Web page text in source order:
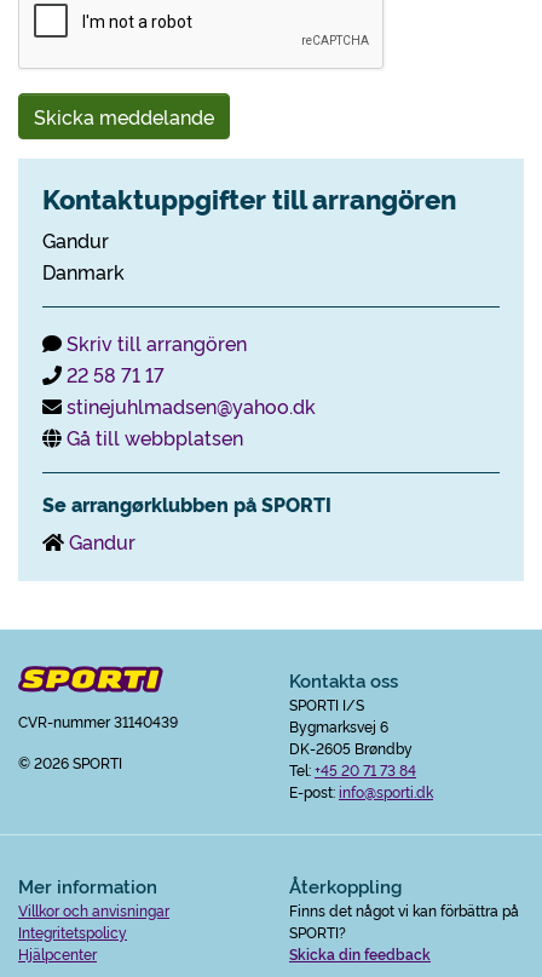
Skicka meddelande
Kontaktuppgifter till arrangören
Gandur
Danmark
Skriv till arrangören
22 58 71 17
stinejuhlmadsen@yahoo.dk
Gå till webbplatsen
Se arrangørklubben på SPORTI
Gandur
CVR-nummer 31140439
© 2026 SPORTI
Kontakta oss
SPORTI I/S
Bygmarksvej 6
DK-2605 Brøndby
Tel:+45 20 71 73 84
E-post:info@sporti.dk
Mer information
Villkor och anvisningar
Integritetspolicy
Hjälpcenter
Återkoppling
Finns det något vi kan förbättra på
SPORTI?
Skicka din feedback